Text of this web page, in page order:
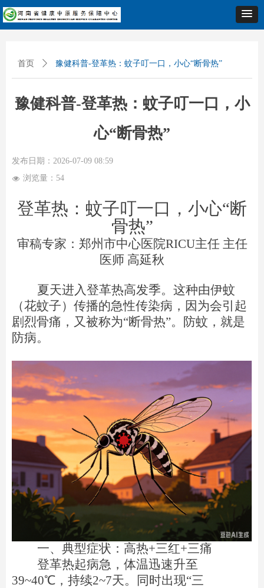
首页 ꄲ 豫健科普-登革热：蚊子叮一口，小心“断骨热”
豫健科普-登革热：蚊子叮一口，小
心“断骨热”
发布日期： 2026-07-09 08:59
넶 浏览量： 54
登革热：蚊子叮一口，小心“断
骨热”
审稿专家：郑州市中心医院RICU主任 主任
医师 高延秋
夏天进入登革热高发季。这种由伊蚊
（花蚊子）传播的急性传染病，因为会引起
剧烈骨痛，又被称为“断骨热”。防蚊，就是
防病。
一、典型症状：高热+三红+三痛
登革热起病急，体温迅速升至
39~40℃，持续2~7天。同时出现“三